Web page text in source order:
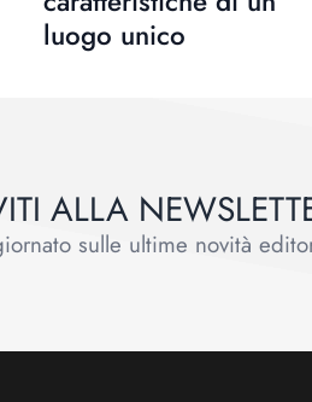
luogo unico
ALLA
sulle ultime novità